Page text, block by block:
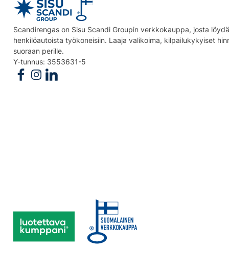
Scandirengas on Sisu Scandi Groupin verkkokauppa, josta
henkilöautoista työkoneisiin. Laaja valikoima, kilpailukykyiset
suoraan perille.
Y-tunnus: 3553631-5
Follow us on Facebook
Follow us on Instagram
Follow us on Linkedin